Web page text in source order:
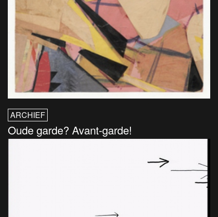
ARCHIEF
Oude garde? Avant-garde!